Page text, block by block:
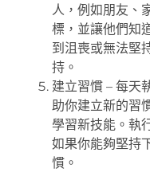
人，例如朋友、
標，並讓他們知
到沮喪或無法堅
持。
建立習慣 – 每天
助你建立新的習
學習新技能。執
如果你能夠堅持
慣。